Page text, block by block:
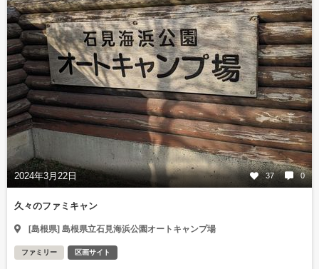
2024年3月22日 37 0
久々のファミキャン
[島根県] 島根県立石見海浜公園オートキャンプ場
ファミリー 区画サイト